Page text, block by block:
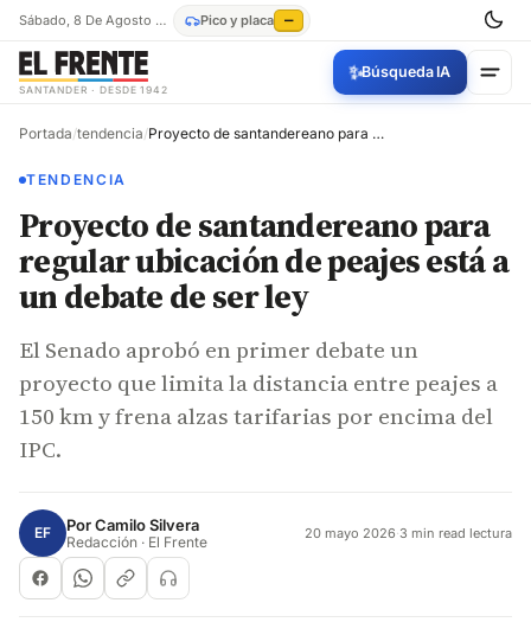
Sábado, 8 De Agosto De 2026 Pico y placa —
SANTANDER · DESDE 1942
✨Búsqueda IA
Portada/tendencia/ Proyecto de santandereano para regular ubicación de peajes está a un debate de ser ley
TENDENCIA
Proyecto de santandereano para
regular ubicación de peajes está a
un debate de ser ley
El Senado aprobó en primer debate un
proyecto que limita la distancia entre peajes a
150 km y frena alzas tarifarias por encima del
IPC.
EF PorCamilo Silvera
Redacción · El Frente 20 mayo 2026·3 min read lectura